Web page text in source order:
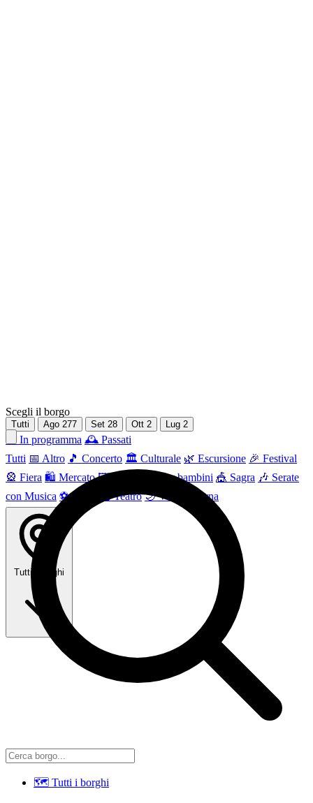
Scegli il borgo
🗺 Tutti i borghi
Tutti Ago 277 Set 28 Ott 2 Lug 2
📅 In programma 🕰 Passati
Tutti 📅 Altro 🎵 Concerto 🏛️ Culturale 🌿 Escursione 🎉 Festival
🎡 Fiera 🛍️ Mercato 🖼 Mostra 👶 Per bambini 🎪 Sagra 🎶 Serate
con Musica ⚽ Sport 🎭 Teatro 🌙 Vita Notturna
Tutti i borghi